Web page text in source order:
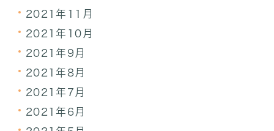
2021年11月
2021年10月
2021年9月
2021年8月
2021年7月
2021年6月